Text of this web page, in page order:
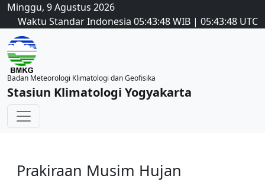
Minggu, 9 Agustus 2026
Waktu Standar Indonesia 05:43:49WIB | 05:43:49 UTC
Badan Meteorologi Klimatologi dan Geofisika
Stasiun Klimatologi Yogyakarta
Prakiraan Musim Hujan